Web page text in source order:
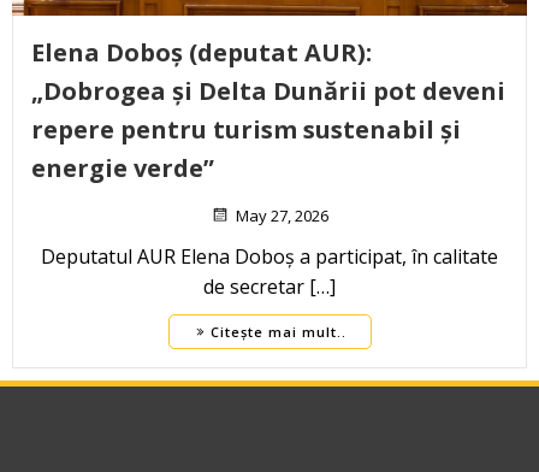
Elena Doboș (deputat AUR):
„Dobrogea și Delta Dunării pot deveni
repere pentru turism sustenabil și
energie verde”
May 27, 2026
Deputatul AUR Elena Doboș a participat, în calitate
de secretar […]
Citește mai mult..